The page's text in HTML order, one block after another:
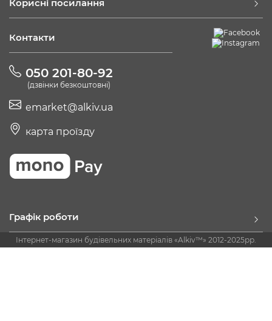
Корисні посилання
Контакти
050 201-80-92
(дзвінки безкоштовні)
emarket@alkiv.ua
карта проїзду
Графік роботи
Інтернет-магазин будівельних матеріалів «Alkiv™» 2012-2025рр.